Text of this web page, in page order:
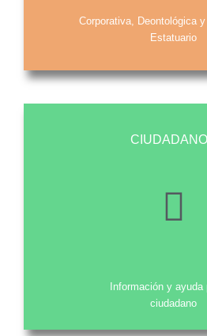
Corporativa, Deontológica
Estatuario
Información y ayuda
ciudadano